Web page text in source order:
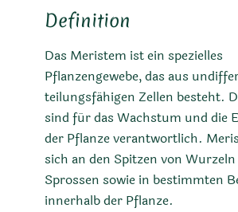
Definition
Das Meristem ist ein spezielles
Pflanzengewebe, das aus
teilungsfähigen Zellen besteht.
sind für das Wachstum und die
der Pflanze verantwortlich.
sich an den Spitzen von
Sprossen sowie in bestimmten
innerhalb der Pflanze.